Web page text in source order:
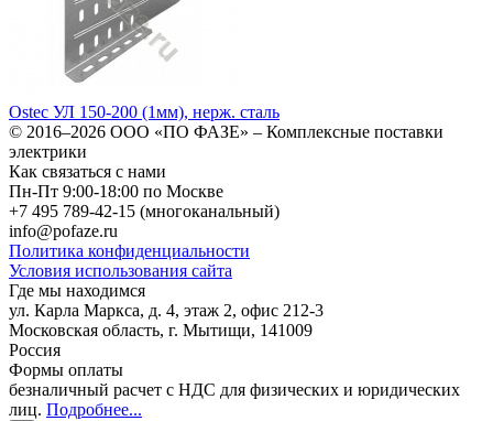
Ostec УЛ 150-200 (1мм), нерж. сталь
© 2016–2026 ООО «ПО ФАЗЕ» – Комплексные поставки
электрики
Как связаться с нами
Пн-Пт 9:00-18:00 по Москве
+7 495 789-42-15 (многоканальный)
info@pofaze.ru
Политика конфиденциальности
Условия использования сайта
Где мы находимся
ул. Карла Маркса, д. 4, этаж 2, офис 212-3
Московская область, г. Мытищи, 141009
Россия
Формы оплаты
безналичный расчет с НДС для физических и юридических
лиц. Подробнее...